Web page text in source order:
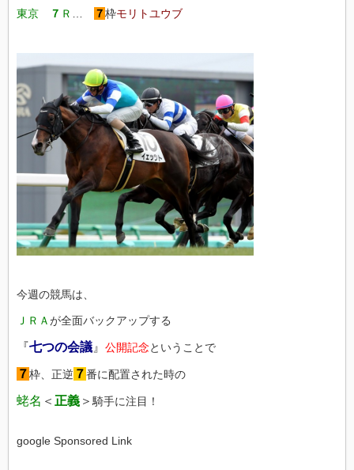
東京 ７ Ｒ ７枠モリトユウブ
今週の競馬は、
ＪＲＡが全面バックアップする
『七つの会議 』 公開記念ということで
７枠、正逆 ７番に配置された時の
蛯名 ＜ 正義 ＞ 騎手に注目！
google Sponsored Link